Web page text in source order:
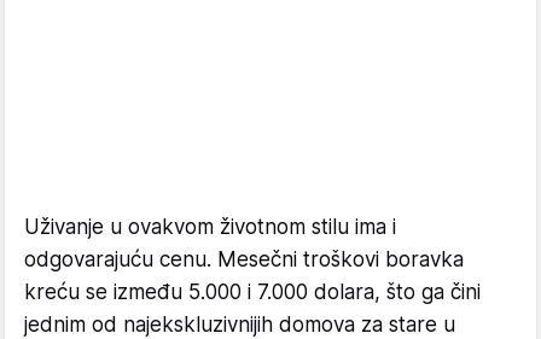
Uživanje u ovakvom životnom stilu ima i
odgovarajuću cenu. Mesečni troškovi boravka
kreću se između 5.000 i 7.000 dolara, što ga čini
jednim od najekskluzivnijih domova za stare u